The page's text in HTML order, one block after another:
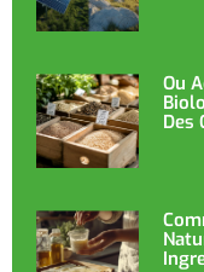
Ou
Des